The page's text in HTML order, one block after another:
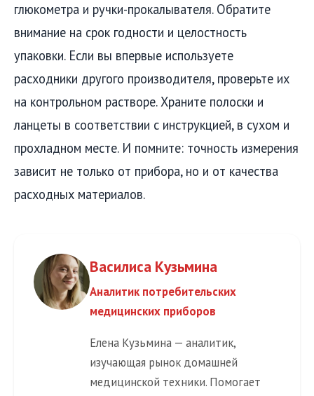
глюкометра и ручки-прокалывателя. Обратите
внимание на срок годности и целостность
упаковки. Если вы впервые используете
расходники другого производителя, проверьте их
на контрольном растворе. Храните полоски и
ланцеты в соответствии с инструкцией, в сухом и
прохладном месте. И помните: точность измерения
зависит не только от прибора, но и от качества
расходных материалов.
Василиса Кузьмина
Аналитик потребительских
медицинских приборов
Елена Кузьмина — аналитик,
изучающая рынок домашней
медицинской техники. Помогает